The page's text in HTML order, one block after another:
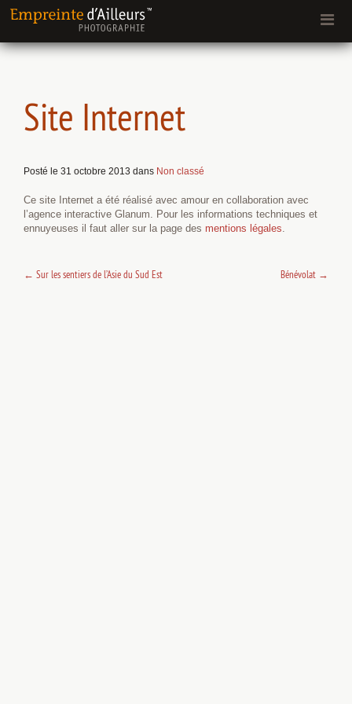
Site Internet
Posté le 31 octobre 2013 dans Non classé
Ce site Internet a été réalisé avec amour en collaboration avec
l’agence interactive Glanum. Pour les informations techniques et
ennuyeuses il faut aller sur la page des mentions légales.
← Sur les sentiers de l’Asie du Sud Est Bénévolat →